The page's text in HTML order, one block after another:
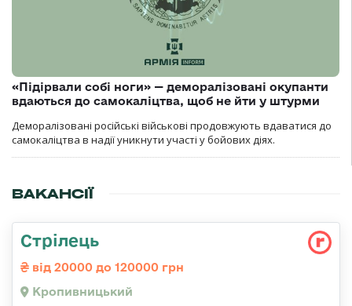
«Підірвали собі ноги» — деморалізовані окупанти
вдаються до самокаліцтва, щоб не йти у штурми
Деморалізовані російські військові продовжують вдаватися до
самокаліцтва в надії уникнути участі у бойових діях.
ВАКАНСІЇ
Стрілець
від 20000 до 120000 грн
Кропивницький